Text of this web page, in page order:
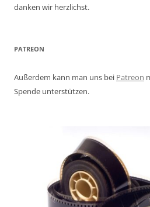
danken wir herzlichst.
PATREON
Außerdem kann man uns bei Patreon
Spende unterstützen.